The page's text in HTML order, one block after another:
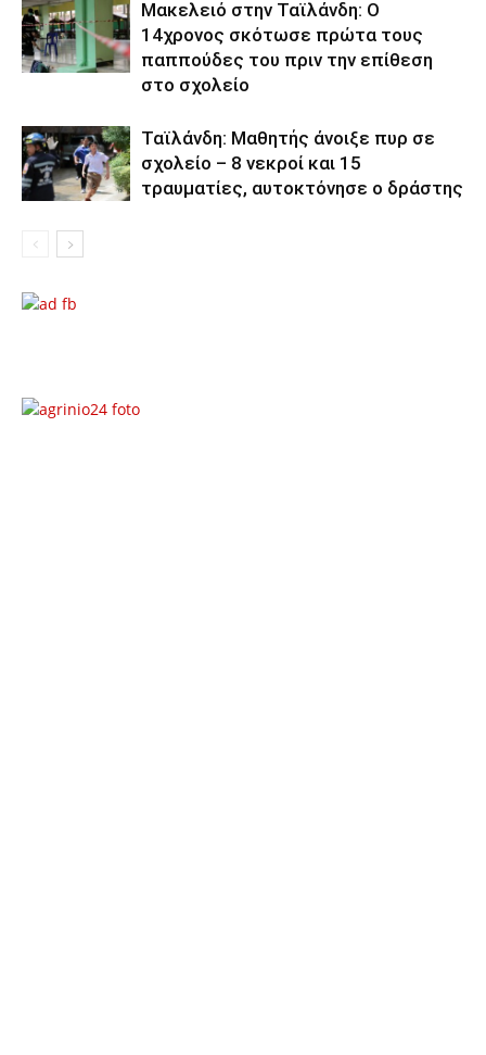
Μακελειό στην Ταϊλάνδη: Ο
14χρονος σκότωσε πρώτα τους
παππούδες του πριν την επίθεση
στο σχολείο
Ταϊλάνδη: Μαθητής άνοιξε πυρ σε
σχολείο – 8 νεκροί και 15
τραυματίες, αυτοκτόνησε ο δράστης